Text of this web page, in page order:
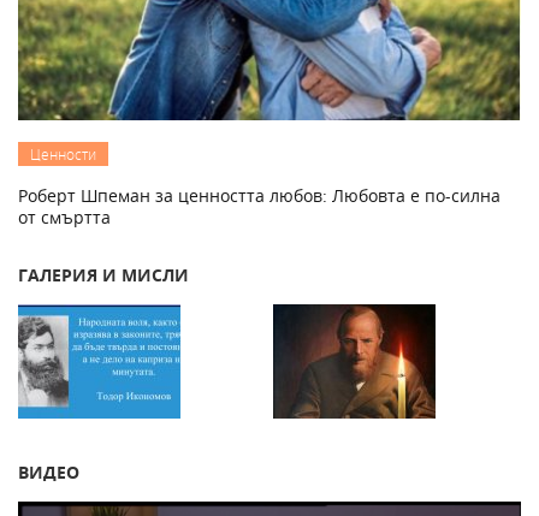
Ценности
Роберт Шпеман за ценността любов: Любовта е по-силна
от смъртта
ГАЛЕРИЯ И МИСЛИ
ВИДЕО